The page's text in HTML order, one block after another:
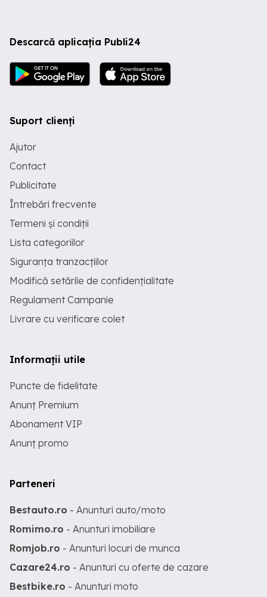
Descarcă aplicația Publi24
Suport clienți
Ajutor
Contact
Publicitate
Întrebări frecvente
Termeni și condiții
Lista categoriilor
Siguranța tranzacțiilor
Modifică setările de confidențialitate
Regulament Campanie
Livrare cu verificare colet
Informații utile
Puncte de fidelitate
Anunț Premium
Abonament VIP
Anunț promo
Parteneri
Bestauto.ro - Anunturi auto/moto
Romimo.ro - Anunturi imobiliare
Romjob.ro - Anunturi locuri de munca
Cazare24.ro - Anunturi cu oferte de cazare
Bestbike.ro - Anunturi moto